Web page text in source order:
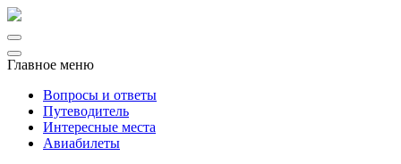
Главное меню
Вопросы и ответы
Путеводитель
Интересные места
Авиабилеты